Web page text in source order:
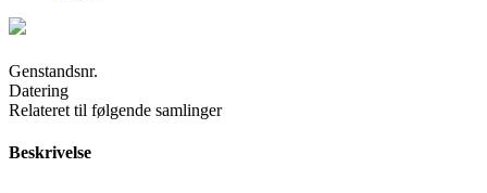
Genstandsnr.
Datering
Relateret til følgende samlinger
Beskrivelse